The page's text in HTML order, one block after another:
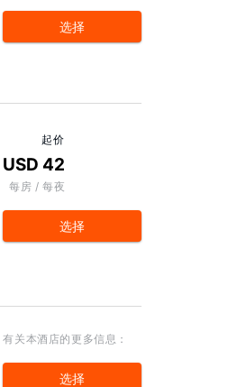
选择
起价
USD 42
每房 / 每夜
选择
有关本酒店的更多信息：
选择